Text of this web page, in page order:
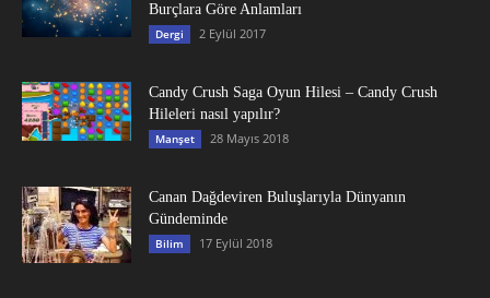
Burçlara Göre Anlamları
Dergi 2 Eylül 2017
Candy Crush Saga Oyun Hilesi – Candy Crush
Hileleri nasıl yapılır?
Manşet 28 Mayıs 2018
Canan Dağdeviren Buluşlarıyla Dünyanın
Gündeminde
Bilim 17 Eylül 2018